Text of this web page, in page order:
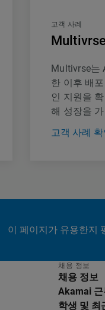
고객 사례
Multivrse
Multivrse는
한 이후 배
인 지원을
해 성장을
고객 사례 확
이 페이지가 유용한지
채용 정보
채용 정보
Akamai 근
학생 및 최